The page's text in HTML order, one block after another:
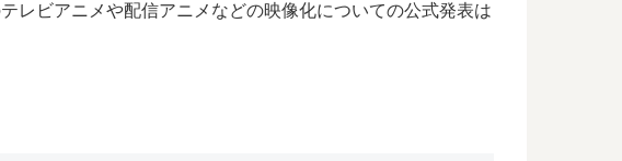
レビアニメや配信アニメなどの映像化についての公式発表は